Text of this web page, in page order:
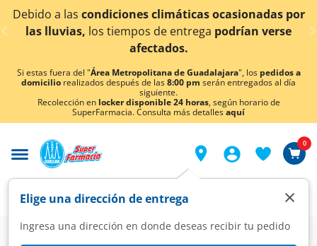
< div class="carousel-inner">
ocasionadas por
entregapodrían verse
¡Ahora también en
Si estas fuera del "Área Metropolitana de Guadalajara", los pedidos a
domicilio realizados después de las8:00 pm serán entregados al día
siguiente.
Recolección en locker disponible 24 horas, según horario de
SuperFarmacia. Consulta más detallesaquí
Elige una dirección de entrega
Ingresa una dirección en donde deseas recibir tu pedido
×
0
Farmacia Incontinencia Protectores